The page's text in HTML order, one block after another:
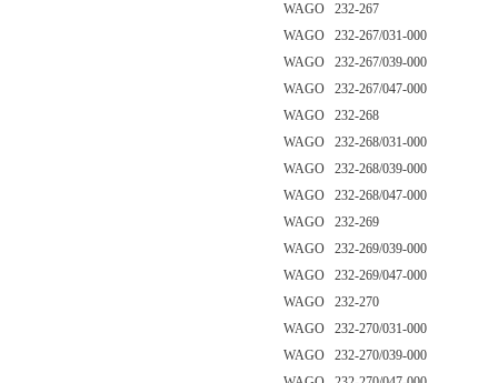
WAGO 232-267
WAGO 232-267/031-000
WAGO 232-267/039-000
WAGO 232-267/047-000
WAGO 232-268
WAGO 232-268/031-000
WAGO 232-268/039-000
WAGO 232-268/047-000
WAGO 232-269
WAGO 232-269/039-000
WAGO 232-269/047-000
WAGO 232-270
WAGO 232-270/031-000
WAGO 232-270/039-000